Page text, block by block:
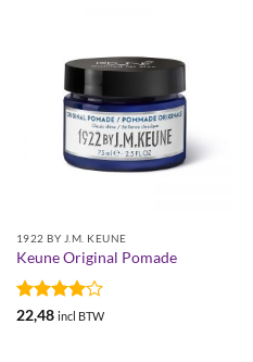
1922 BY J.M. KEUNE
Keune Original Pomade
Gewaardeerd
22,48 incl BTW